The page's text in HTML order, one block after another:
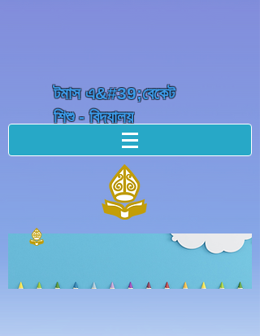
টমাস এ&#39;বেকেট
শিশু - বিদ্যালয়